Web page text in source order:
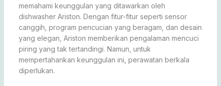
memahami keunggulan yang ditawarkan oleh
dishwasher Ariston. Dengan fitur-fitur seperti sensor
canggih, program pencucian yang beragam, dan desain
yang elegan, Ariston memberikan pengalaman mencuci
piring yang tak tertandingi. Namun, untuk
mempertahankan keunggulan ini, perawatan berkala
diperlukan.